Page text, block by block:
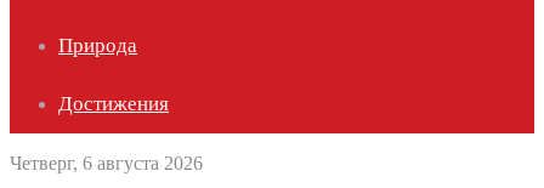
Природа
Достижения
Четверг, 6 августа 2026